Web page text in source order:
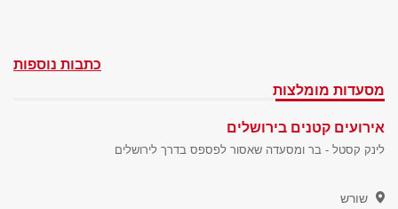
כתבות נוספות
מסעדות מומלצות
אירועים קטנים בירושלים
לינק קסטל - בר ומסעדה שאסור לפספס בדרך לירושלים
שורש